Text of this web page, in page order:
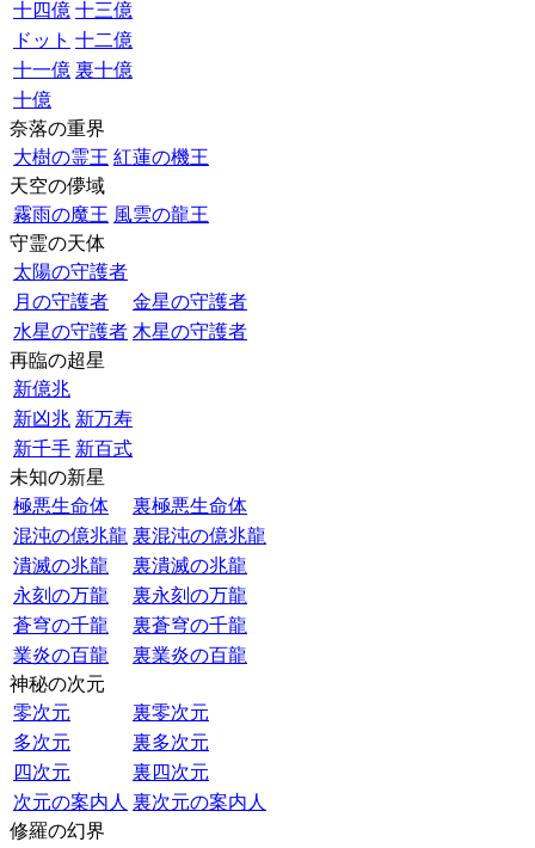
十四億 十三億
ドット 十二億
十一億 裏十億
十億
奈落の重界
大樹の霊王 紅蓮の機王
天空の儚域
霧雨の魔王 風雲の龍王
守霊の天体
太陽の守護者
月の守護者
金星の守護者
水星の守護者 木星の守護者
再臨の超星
新億兆
新凶兆 新万寿
新千手 新百式
未知の新星
極悪生命体
裏極悪生命体
混沌の億兆龍 裏混沌の億兆龍
潰滅の兆龍
裏潰滅の兆龍
永刻の万龍
裏永刻の万龍
蒼穹の千龍
裏蒼穹の千龍
業炎の百龍
裏業炎の百龍
神秘の次元
零次元
裏零次元
多次元
裏多次元
四次元
裏四次元
次元の案内人 裏次元の案内人
修羅の幻界